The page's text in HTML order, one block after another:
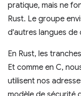
pratique, mais ne
Rust. Le groupe
d'autres langues de
En Rust, les
Et comme en C,
utilisent nos